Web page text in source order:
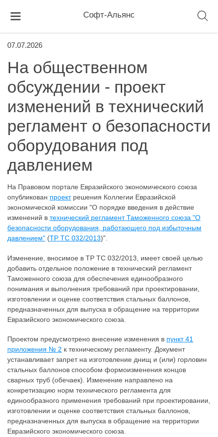
Софт-Альянс
07.07.2026
На общественном
обсуждении - проект
изменений в технический
регламент о безопасности
оборудования под
давлением
На Правовом портале Евразийского экономического союза
опубликован проектрешения Коллегии Евразийской
экономической комиссии "О порядке введения в действие
изменений в технический регламент Таможенного союза "О
безопасности оборудования, работающего под избыточным
давлением" (ТР ТС 032/2013)".
Изменение, вносимое в ТР ТС 032/2013, имеет своей целью
добавить отдельное положение в технический регламент
Таможенного союза для обеспечения единообразного
понимания и выполнения требований при проектировании,
изготовлении и оценке соответствия стальных баллонов,
предназначенных для выпуска в обращение на территории
Евразийского экономического союза.
Проектом предусмотрено внесение изменения в пункт 41
приложения № 2 к техническому регламенту. Документ
устанавливает запрет на изготовление днищ и (или) горловин
стальных баллонов способом формоизменения концов
сварных труб (обечаек). Изменение направлено на
конкретизацию норм технического регламента для
единообразного применения требований при проектировании,
изготовлении и оценке соответствия стальных баллонов,
предназначенных для выпуска в обращение на территории
Евразийского экономического союза.